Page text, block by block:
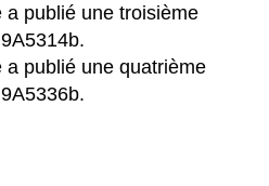
a publié une troisième
a publié une quatrième